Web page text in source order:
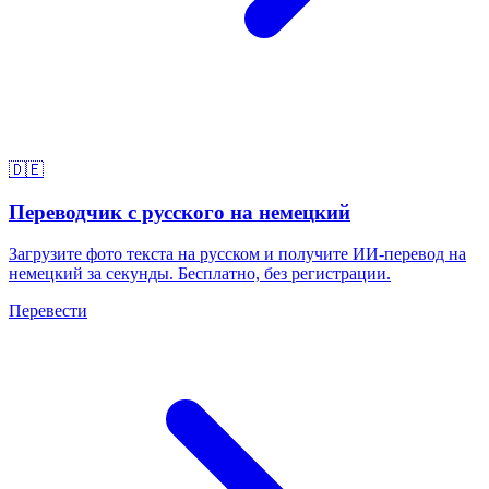
🇩🇪
Переводчик с русского на немецкий
Загрузите фото текста на русском и получите ИИ-перевод на
немецкий за секунды. Бесплатно, без регистрации.
Перевести